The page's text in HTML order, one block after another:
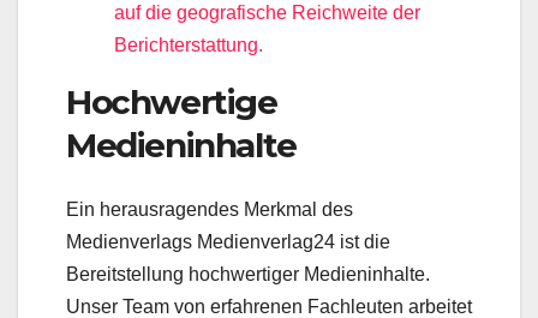
auf die geografische Reichweite der
Berichterstattung.
Hochwertige
Medieninhalte
Ein herausragendes Merkmal des
Medienverlags Medienverlag24 ist die
Bereitstellung hochwertiger Medieninhalte.
Unser Team von erfahrenen Fachleuten arbeitet